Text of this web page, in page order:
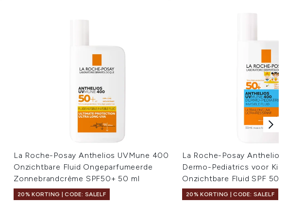
La Roche-Posay Anthelios UVMune 400
Onzichtbare Fluid Ongeparfumeerde
Zonnebrandcrème SPF50+ 50 ml
20% KORTING | CODE: SALELF
La Roche-Posay Anthelios
Dermo-Pediatrics voor
Onzichtbare Fluid SPF 50+ 50
20% KORTING | CODE: SALELF